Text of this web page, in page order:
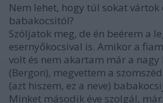
Nem lehet, hogy túl sokat vártok
babakocsitól?
Szóljatok meg, de én beérem a
esernyőkocsival is. Amikor a
volt és nem akartam már a
(Bergon), megvettem a
(azt hiszem, ez a neve)
Minket második éve szolgál,